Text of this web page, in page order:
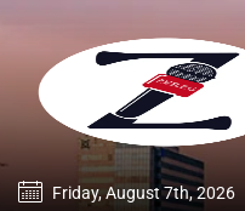
content
zereg.mn
Friday, August 7th, 2026